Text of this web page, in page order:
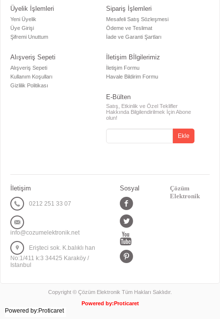
Powered by:Proticaret
Üyelik İşlemleri
Yeni Üyelik
Üye Girişi
Şifremi Unuttum
Sipariş İşlemleri
Mesafeli Satış Sözleşmesi
Ödeme ve Teslimat
İade ve Garanti Şartları
Alışveriş Sepeti
Alışveriş Sepeti
Kullanım Koşulları
Gizlilik Politikası
İletişim Bİlgilerimiz
İletişim Formu
Havale Bildirim Formu
E-Bülten
Satış, Etkinlik ve Özel Teklifler
Hakkında Bilgilendirilmek İçin Abone
olun!
İletişim
0212 251 33 07
info@cozumelektronik.net
Erişteci sok. K.balıklı han
No:1/411 k:3 34425 Karaköy /
Istanbul
Sosyal
Çözüm
Elektronik
Copyright © Çözüm Elektronik Tüm Hakları Saklıdır.
Powered by:Proticaret